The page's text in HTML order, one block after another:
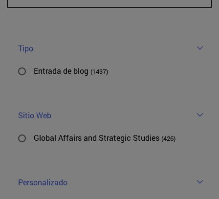
Tipo
Entrada de blog (1437)
Sitio Web
Global Affairs and Strategic Studies (426)
Personalizado